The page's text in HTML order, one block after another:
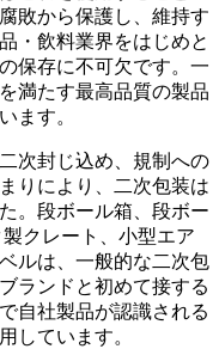
敗から保護し、維持す
・飲料業界をはじめと
保存に不可欠です。一
満たす最高品質の製品
ます。
次封じ込め、規制への
りにより、二次包装は
。段ボール箱、段ボー
クレート、小型エア
ルは、一般的な二次包
ランドと初めて接する
自社製品が認識される
しています。